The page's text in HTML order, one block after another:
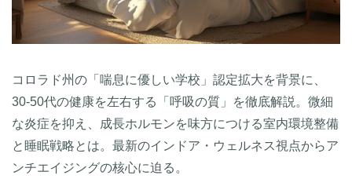
コロラド州の「喘息に優しい学校」認定拡大を背景に、
30-50代の健康を左右する「呼吸の質」を徹底解説。微細
な炎症を抑え、成長ホルモンを味方につける室内環境整備
と睡眠戦略とは。最新のインドア・ウェルネス視点からア
ンチエイジングの核心に迫る。